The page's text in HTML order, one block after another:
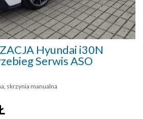
Hyundai i30N
Serwis ASO
skrzynia manualna